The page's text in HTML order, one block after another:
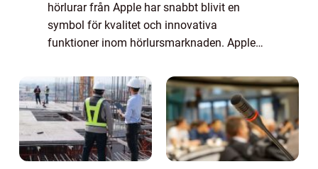
hörlurar från Apple har snabbt blivit en
symbol för kvalitet och innovativa
funktioner inom hörlursmarknaden. Apple
är kompatibla med deras populära iPhone-
modell...